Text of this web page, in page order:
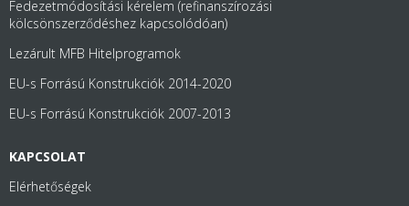
Fedezetmódosítási kérelem (refinanszírozási
kölcsönszerződéshez kapcsolódóan)
Lezárult MFB Hitelprogramok
EU-s Forrású Konstrukciók 2014-2020
EU-s Forrású Konstrukciók 2007-2013
KAPCSOLAT
Elérhetőségek